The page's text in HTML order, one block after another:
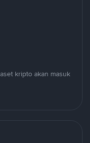
kripto akan masuk